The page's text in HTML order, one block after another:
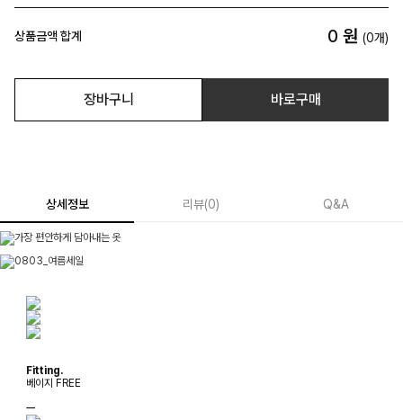
상품금액 합계 0 원 (0개)
장바구니 바로구매
상세정보 리뷰(0) Q&A
Fitting.
베이지 FREE
ㅡ